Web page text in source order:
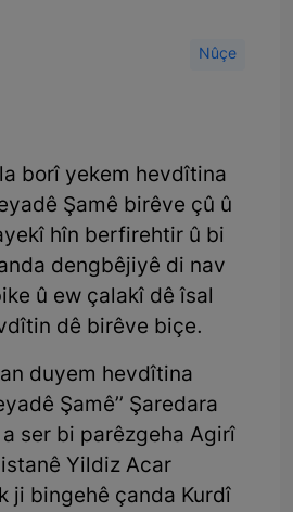
Nûçe
borî yekem hevdîtina
Şamê birêve çû û
hîn berfirehtir û bi
dengbêjiyê di nav
û ew çalakî dê îsal
dê birêve biçe.
duyem hevdîtina
Şamê’’ Şaredara
ser bi parêzgeha Agirî
Yildiz Acar
ji bingehê çanda Kurdî